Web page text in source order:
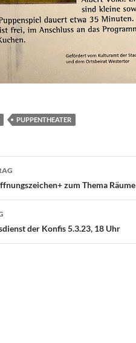
PUPPENTHEATER
zum Thema Räume
der Konfis 5.3.23, 18 Uhr